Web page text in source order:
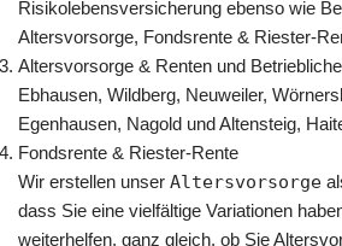
Risikolebensversicherung ebenso wie
Altersvorsorge, Fondsrente & Riester-
Altersvorsorge & Renten und
Ebhausen, Wildberg, Neuweiler,
Egenhausen, Nagold und Altensteig,
Fondsrente & Riester-Rente
Wir erstellen unser Altersvorsorge
dass Sie eine vielfältige Variationen
weiterhelfen, ganz gleich, ob Sie